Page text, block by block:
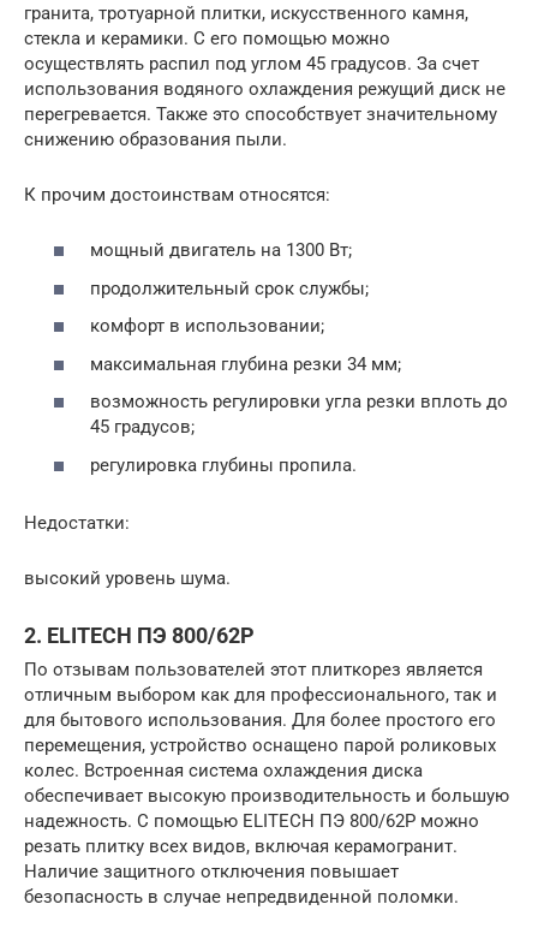
гранита, тротуарной плитки, искусственного камня,
стекла и керамики. С его помощью можно
осуществлять распил под углом 45 градусов. За счет
использования водяного охлаждения режущий диск не
перегревается. Также это способствует значительному
снижению образования пыли.
К прочим достоинствам относятся:
мощный двигатель на 1300 Вт;
продолжительный срок службы;
комфорт в использовании;
максимальная глубина резки 34 мм;
возможность регулировки угла резки вплоть до
45 градусов;
регулировка глубины пропила.
Недостатки:
высокий уровень шума.
2. ELITECH ПЭ 800/62Р
По отзывам пользователей этот плиткорез является
отличным выбором как для профессионального, так и
для бытового использования. Для более простого его
перемещения, устройство оснащено парой роликовых
колес. Встроенная система охлаждения диска
обеспечивает высокую производительность и большую
надежность. С помощью ELITECH ПЭ 800/62Р можно
резать плитку всех видов, включая керамогранит.
Наличие защитного отключения повышает
безопасность в случае непредвиденной поломки.